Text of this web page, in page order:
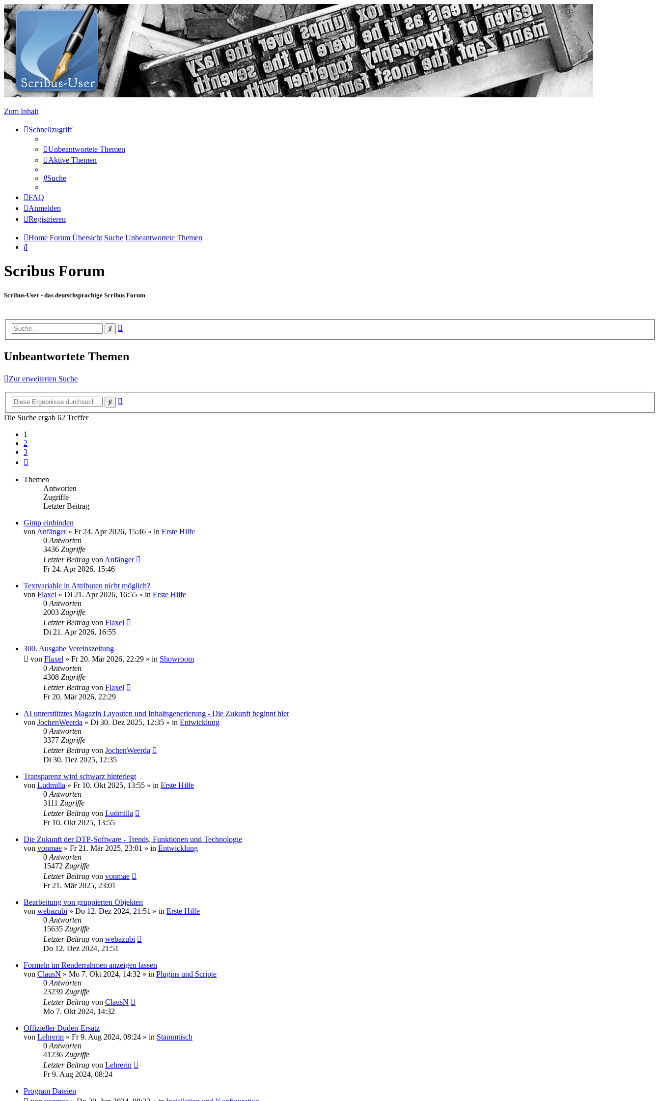
Zum Inhalt
Schnellzugriff
Unbeantwortete Themen
Aktive Themen
Suche
FAQ
Anmelden
Registrieren
Home Forum Übersicht Suche Unbeantwortete Themen
Suche
Scribus Forum
Scribus-User - das deutschsprachige Scribus Forum
Suche
Unbeantwortete Themen
Zur erweiterten Suche
Suche
Die Suche ergab 62 Treffer
1
2
3
Themen
Antworten
Zugriffe
Letzter Beitrag
Gimp einbinden
von Anfänger» Fr 24. Apr 2026, 15:46 » in Erste Hilfe
0 Antworten
3436 Zugriffe
Letzter Beitrag von Anfänger
Fr 24. Apr 2026, 15:46
Textvariable in Attributen nicht möglich?
von Flaxel » Di 21. Apr 2026, 16:55 » in Erste Hilfe
0 Antworten
2003 Zugriffe
Letzter Beitrag von Flaxel
Di 21. Apr 2026, 16:55
300. Ausgabe Vereinszeitung
von Flaxel » Fr 20. Mär 2026, 22:29 » in Showroom
0 Antworten
4308 Zugriffe
Letzter Beitrag von Flaxel
Fr 20. Mär 2026, 22:29
AI unterstütztes Magazin Layouten und Inhaltsgenerierung - Die Zukunft beginnt hier
von JochenWeerda » Di 30. Dez 2025, 12:35 » in Entwicklung
0 Antworten
3377 Zugriffe
Letzter Beitrag von JochenWeerda
Di 30. Dez 2025, 12:35
Transparenz wird schwarz hinterlegt
von Ludmilla » Fr 10. Okt 2025, 13:55 » in Erste Hilfe
0 Antworten
3111 Zugriffe
Letzter Beitrag von Ludmilla
Fr 10. Okt 2025, 13:55
Die Zukunft der DTP-Software - Trends, Funktionen und Technologie
von vonmae » Fr 21. Mär 2025, 23:01 » in Entwicklung
0 Antworten
15472 Zugriffe
Letzter Beitrag von vonmae
Fr 21. Mär 2025, 23:01
Bearbeitung von gruppierten Objekten
von webazubi » Do 12. Dez 2024, 21:51 » in Erste Hilfe
0 Antworten
15635 Zugriffe
Letzter Beitrag von webazubi
Do 12. Dez 2024, 21:51
Formeln im Renderrahmen anzeigen lassen
von ClausN » Mo 7. Okt 2024, 14:32 » in Plugins und Scripte
0 Antworten
23239 Zugriffe
Letzter Beitrag von ClausN
Mo 7. Okt 2024, 14:32
Offizieller Duden-Ersatz
von Lehrerin » Fr 9. Aug 2024, 08:24 » in Stammtisch
0 Antworten
41236 Zugriffe
Letzter Beitrag von Lehrerin
Fr 9. Aug 2024, 08:24
Program Dateien